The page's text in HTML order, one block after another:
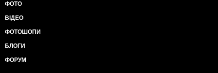
ФОТО
ВІДЕО
ФОТОШОПИ
БЛОГИ
ФОРУМ